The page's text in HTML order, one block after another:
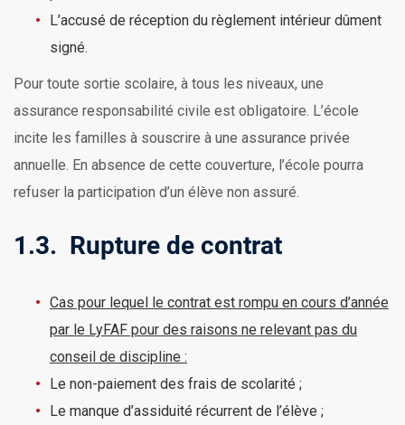
L’accusé de réception du règlement intérieur dûment
signé.
Pour toute sortie scolaire, à tous les niveaux, une
assurance responsabilité civile est obligatoire. L’école
incite les familles à souscrire à une assurance privée
annuelle. En absence de cette couverture, l’école pourra
refuser la participation d’un élève non assuré.
1.3. Rupture de contrat
Cas pour lequel le contrat est rompu en cours d’année
par le LyFAF pour des raisons ne relevant pas du
conseil de discipline :
Le non-paiement des frais de scolarité ;
Le manque d’assiduité récurrent de l’élève ;